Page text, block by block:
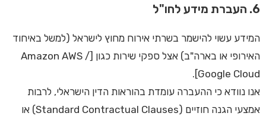
6. העברת מידע לחו"ל
המידע עשוי להישמר בשרתי אירוח מחוץ לישראל (למשל באיחוד
האירופי או בארה"ב) אצל ספקי שירות כגון [Amazon AWS /
Google Cloud].
אנו נוודא כי ההעברה עומדת בהוראות הדין הישראלי, לרבות
אמצעי הגנה חוזיים (Standard Contractual Clauses) או